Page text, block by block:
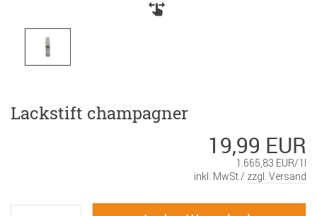
Lackstift champagner
19,99 EUR
1.665,83 EUR/1l
inkl. MwSt / zzgl. Versand